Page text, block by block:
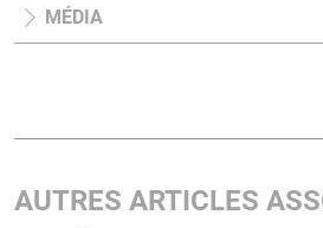
MÉDIA
AUTRES ARTICLES